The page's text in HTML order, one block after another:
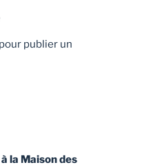
pour publier un
la Maison des